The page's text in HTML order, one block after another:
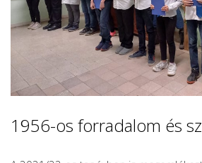
1956-os forradalom és